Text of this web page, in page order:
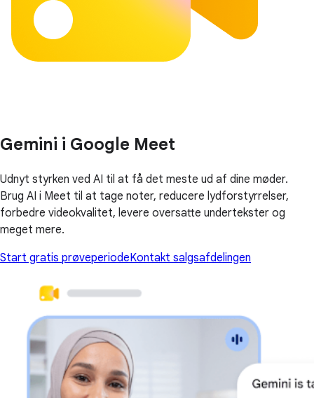
Gemini i Google Meet
Udnyt styrken ved AI til at få det meste ud af dine møder.
Brug AI i Meet til at tage noter, reducere lydforstyrrelser,
forbedre videokvalitet, levere oversatte undertekster og
meget mere.
Start gratis prøveperiodeKontakt salgsafdelingen